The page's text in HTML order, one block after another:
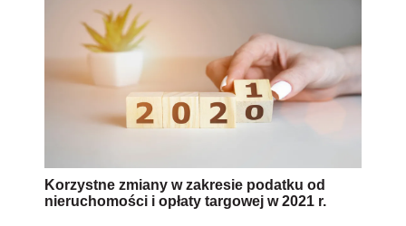
Korzystne zmiany w zakresie podatku od
nieruchomości i opłaty targowej w 2021 r.